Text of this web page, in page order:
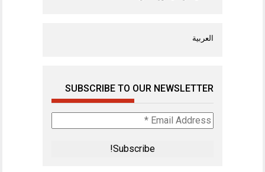
العربية
SUBSCRIBE TO OUR NEWSLETTER
Email
Address